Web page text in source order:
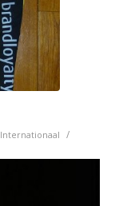
Internationaal /